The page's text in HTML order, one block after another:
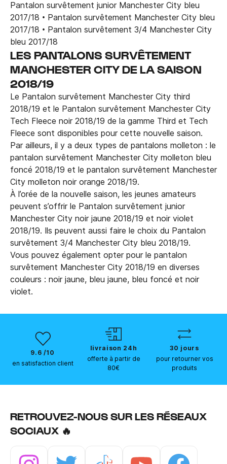
Pantalon survêtement junior Manchester City bleu
2017/18 • Pantalon survêtement Manchester City bleu
2017/18 • Pantalon survêtement 3/4 Manchester City
bleu 2017/18
LES PANTALONS SURVÊTEMENT
MANCHESTER CITY DE LA SAISON
2018/19
Le Pantalon survêtement Manchester City third
2018/19 et le Pantalon survêtement Manchester City
Tech Fleece noir 2018/19 de la gamme Third et Tech
Fleece sont disponibles pour cette nouvelle saison.
Par ailleurs, il y a deux types de pantalons molleton : le
pantalon survêtement Manchester City molleton bleu
foncé 2018/19 et le pantalon survêtement Manchester
City molleton noir orange 2018/19.
À l’orée de la nouvelle saison, les jeunes amateurs
peuvent s’offrir le Pantalon survêtement junior
Manchester City noir jaune 2018/19 et noir violet
2018/19. Ils peuvent aussi faire le choix du Pantalon
survêtement 3/4 Manchester City bleu 2018/19.
Vous pouvez également opter pour le pantalon
survêtement Manchester City 2018/19 en diverses
couleurs : noir jaune, bleu jaune, bleu foncé et noir
violet.
9.6 /10
en satisfaction client
livraison 24h
offerte à partir de
80€
30 jours
pour retourner vos
produits
RETROUVEZ-NOUS SUR LES RÉSEAUX
SOCIAUX 🔥